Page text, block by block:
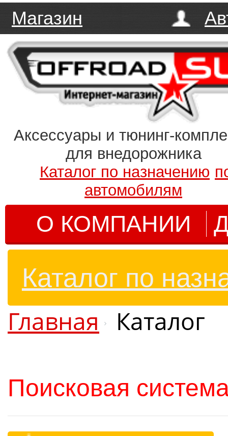
Магазин
Аксессуары и тюнинг-
для внедорожника
Каталог по назначению
автомобилям
О КОМПАНИИ
Каталог по
Главная Каталог
Поисковая